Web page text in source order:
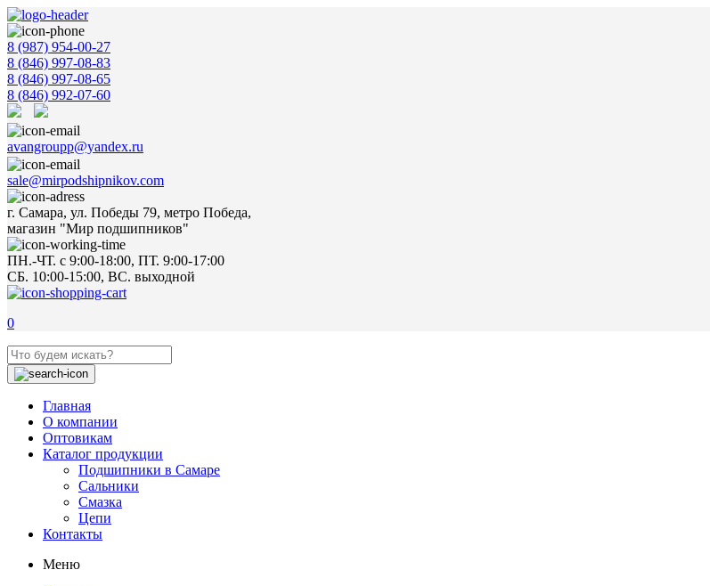
8 (987) 954-00-27
8 (846) 997-08-83
8 (846) 997-08-65
8 (846) 992-07-60
avangroupp@yandex.ru
sale@mirpodshipnikov.com
г. Самара, ул. Победы 79, метро Победа,
магазин "Мир подшипников"
ПН.-ЧТ. с 9:00-18:00, ПТ. 9:00-17:00
СБ. 10:00-15:00, ВС. выходной
0
Главная
О компании
Оптовикам
Каталог продукции
Подшипники в Самаре
Сальники
Смазка
Цепи
Контакты
Меню